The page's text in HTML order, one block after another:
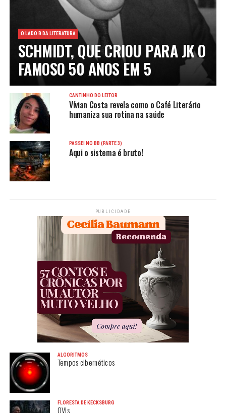
O LADO B DA LITERATURA
SCHMIDT, QUE CRIOU PARA JK O
FAMOSO 50 ANOS EM 5
CANTINHO DO LEITOR
Vívian Costa revela como o Café Literário
humaniza sua rotina na saúde
PASSEI NO BB (PARTE 3)
Aqui o sistema é bruto!
PUBLICIDADE
ALGORITMOS
Tempos cibernéticos
FLORESTA DE KECKSBURG
OVIs